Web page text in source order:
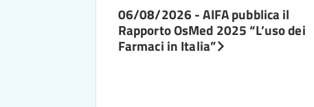
06/08/2026 - AIFA pubblica il
Rapporto OsMed 2025 “L’uso dei
Farmaci in Italia”